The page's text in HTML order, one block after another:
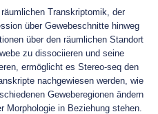
Transkriptomik, der
über Gewebeschnitte hinweg
über den räumlichen Standort
zu dissociieren und seine
ermöglicht es Stereo-seq den
nachgewiesen werden, wie
Geweberegionen ändern
Morphologie in Beziehung stehen.